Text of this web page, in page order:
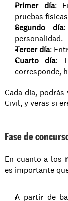
Primer día:
pruebas
Segundo día:
personalidad.
Tercer día:
Cuarto día:
corresponde,
Cada día,
Civil, y verás si
Fase de
En cuanto a los
es importante
A partir de